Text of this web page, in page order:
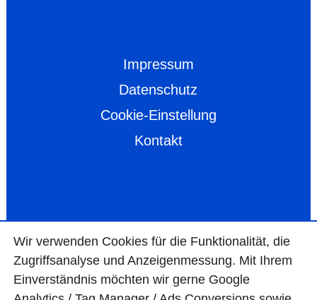
Impressum
Datenschutz
Cookie-Einstellung
Kontakt
Wir ver­wen­den Cookies für die Funktio­na­lität, die
Zugriffs­ana­lyse und Anzei­gen­mes­sung. Mit Ihrem
Ein­ver­ständ­nis möchten wir gerne Google